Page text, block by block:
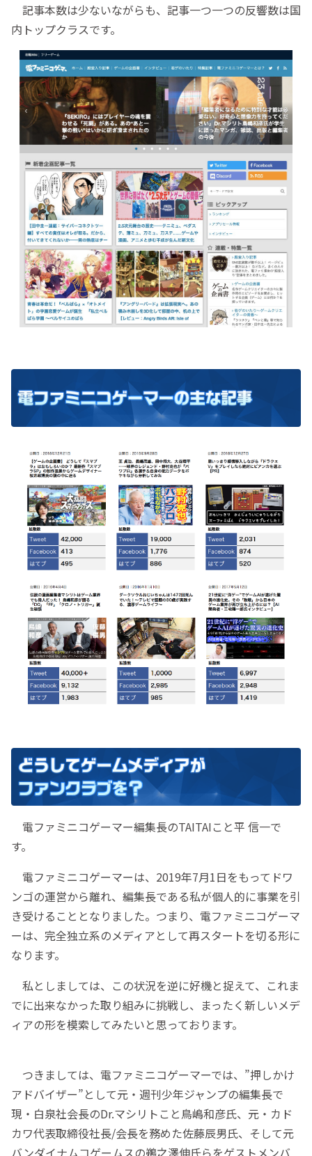
記事本数は少ないながらも、記事一つ一つの反響数は国
内トップクラスです。
電ファミニコゲーマー編集長のTAITAIこと平 信一で
す。
電ファミニコゲーマーは、2019年7月1日をもってドワ
ンゴの運営から離れ、編集長である私が個人的に事業を引
き受けることとなりました。つまり、電ファミニコゲーマ
ーは、完全独立系のメディアとして再スタートを切る形に
なります。
私としましては、この状況を逆に好機と捉えて、これま
でに出来なかった取り組みに挑戦し、まったく新しいメデ
ィアの形を模索してみたいと思っております。
つきましては、電ファミニコゲーマーでは、”押しかけ
アドバイザー”として元・週刊少年ジャンプの編集長で
現・白泉社会長のDr.マシリトこと鳥嶋和彦氏、元・カド
カワ代表取締役社長/会長を務めた佐藤辰男氏、そして元
バンダイナムコゲームスの鵜之澤伸氏らをゲストメンバ